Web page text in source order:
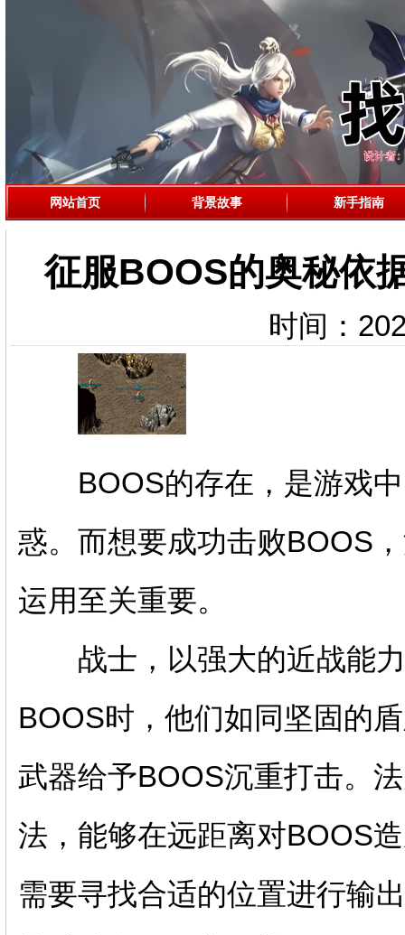
网站首页 背景故事 新手指南
征服BOOS的奥秘依
时间：
BOOS的存在，是游戏中
惑。而想要成功击败BOOS
运用至关重要。
战士，以强大的近战能力
BOOS时，他们如同坚固的
武器给予BOOS沉重打击。
法，能够在远距离对BOOS
需要寻找合适的位置进行输